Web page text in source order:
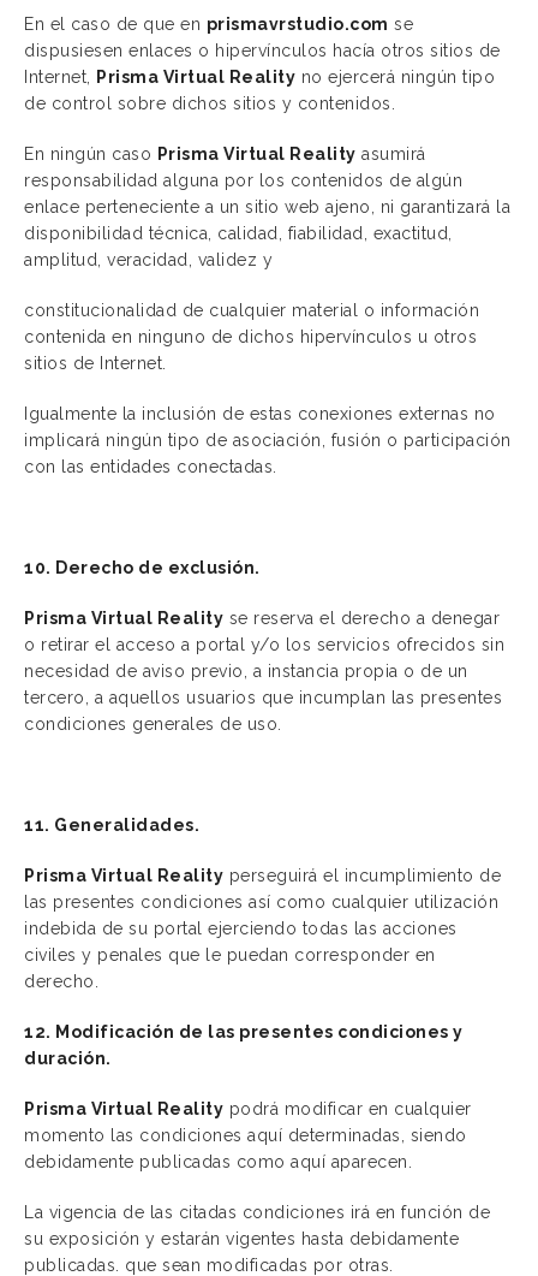
En el caso de que en prismavrstudio.com se
dispusiesen enlaces o hipervínculos hacía otros sitios de
Internet,
Prisma Virtual Reality no ejercerá ningún tipo
de control sobre dichos sitios y contenidos.
En ningún caso Prisma Virtual Reality asumirá
responsabilidad alguna por los contenidos de algún
enlace perteneciente a un sitio web ajeno, ni garantizará la
disponibilidad técnica, calidad, fiabilidad, exactitud,
amplitud, veracidad, validez y
constitucionalidad de cualquier material o información
contenida en ninguno de dichos hipervínculos u otros
sitios de Internet.
Igualmente la inclusión de estas conexiones externas no
implicará ningún tipo de asociación, fusión o participación
con las entidades conectadas.
10. Derecho de exclusión.
Prisma Virtual Reality se reserva el derecho a denegar
o retirar el acceso a portal y/o los servicios ofrecidos sin
necesidad de aviso previo, a instancia propia o de un
tercero, a aquellos usuarios que incumplan las presentes
condiciones generales de uso.
11. Generalidades.
Prisma Virtual Reality perseguirá el incumplimiento de
las presentes condiciones así como cualquier utilización
indebida de su portal ejerciendo todas las acciones
civiles y penales que le puedan corresponder en
derecho.
12. Modificación de las presentes condiciones y
duración.
Prisma Virtual Reality podrá modificar en cualquier
momento las condiciones aquí determinadas, siendo
debidamente publicadas como aquí aparecen.
La vigencia de las citadas condiciones irá en función de
su exposición y estarán vigentes hasta debidamente
publicadas. que sean modificadas por otras.